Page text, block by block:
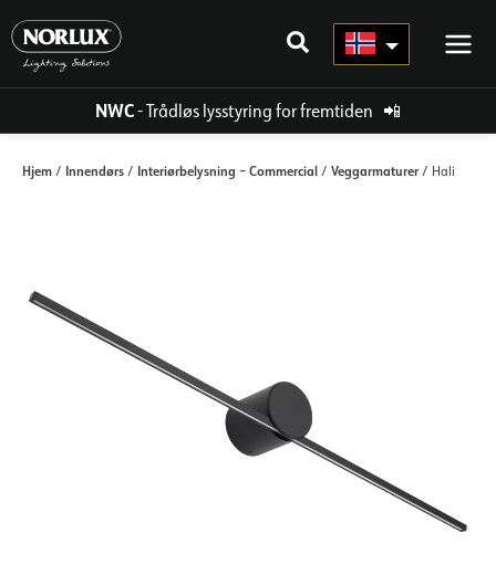
rett
innholdet
NWC- Trådløs lysstyring for fremtiden 📲
Hjem / Innendørs / Interiørbelysning – Commercial / Veggarmaturer/ Hali